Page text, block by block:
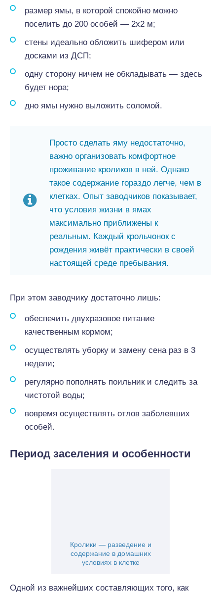
размер ямы, в которой спокойно можно
поселить до 200 особей — 2х2 м;
стены идеально обложить шифером или
досками из ДСП;
одну сторону ничем не обкладывать — здесь
будет нора;
дно ямы нужно выложить соломой.
Просто сделать яму недостаточно,
важно организовать комфортное
проживание кроликов в ней. Однако
такое содержание гораздо легче, чем в
клетках. Опыт заводчиков показывает,
что условия жизни в ямах
максимально приближены к
реальным. Каждый крольчонок с
рождения живёт практически в своей
настоящей среде пребывания.
При этом заводчику достаточно лишь:
обеспечить двухразовое питание
качественным кормом;
осуществлять уборку и замену сена раз в 3
недели;
регулярно пополнять поильник и следить за
чистотой воды;
вовремя осуществлять отлов заболевших
особей.
Период заселения и особенности
Кролики — разведение и
содержание в домашних
условиях в клетке
Одной из важнейших составляющих того, как